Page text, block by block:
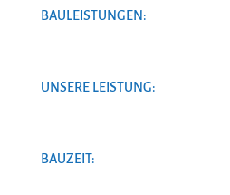
BAULEISTUNGEN:
UNSERE LEISTUNG:
BAUZEIT: